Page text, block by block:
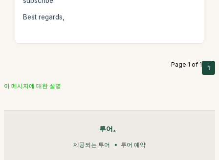
Best regards,
Page 1 of 1 1
이 메시지에 대한 설명
투어。
제공되는 투어 투어 예약